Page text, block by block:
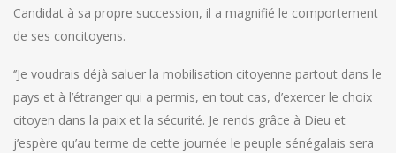
Candidat à sa propre succession, il a magnifié le comportement
de ses concitoyens.
‘’Je voudrais déjà saluer la mobilisation citoyenne partout dans le
pays et à l’étranger qui a permis, en tout cas, d’exercer le choix
citoyen dans la paix et la sécurité. Je rends grâce à Dieu et
j’espère qu’au terme de cette journée le peuple sénégalais sera